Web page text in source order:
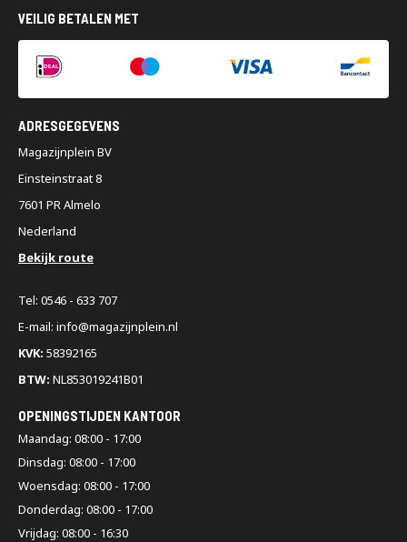
VEILIG BETALEN MET
ADRESGEGEVENS
Magazijnplein BV
Einsteinstraat 8
7601 PR Almelo
Nederland
Bekijk route
Tel: 0546 - 633 707
E-mail: info@magazijnplein.nl
KVK: 58392165
BTW: NL853019241B01
OPENINGSTIJDEN KANTOOR
Maandag: 08:00 - 17:00
Dinsdag: 08:00 - 17:00
Woensdag: 08:00 - 17:00
Donderdag: 08:00 - 17:00
Vrijdag: 08:00 - 16:30